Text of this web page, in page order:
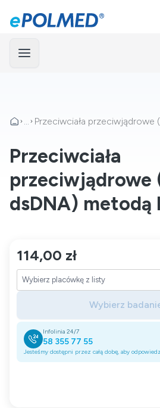
... Przeciwciała przeciwjądrowe
Przeciwciała
przeciwjądrowe
dsDNA) metodą
114,00 zł
Wybierz
Infolinia 24/7
58 355 77 55
Jesteśmy dostępni przez całą dobę, aby